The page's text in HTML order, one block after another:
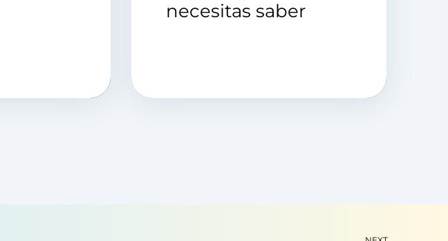
necesitas saber